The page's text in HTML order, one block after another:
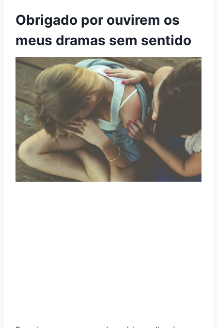
Obrigado por ouvirem os
meus dramas sem sentido